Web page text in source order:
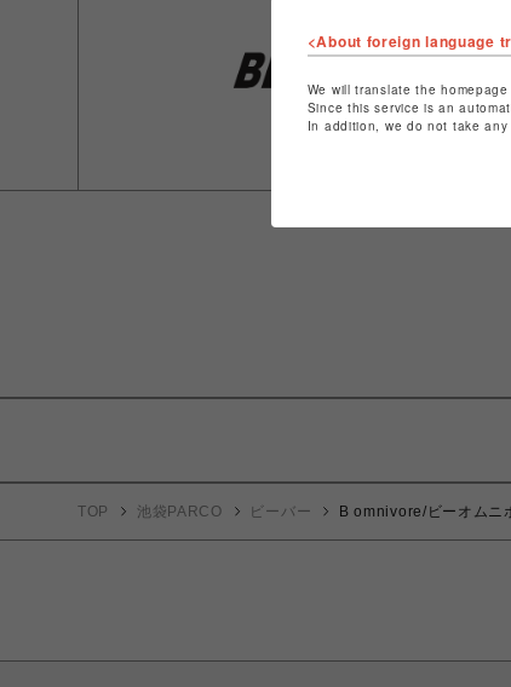
TOP 池袋PARCO ビーバー B omnivore/ビーオムニ
<About foreign language
We will translate the
Since this service is an
In addition, we do not take